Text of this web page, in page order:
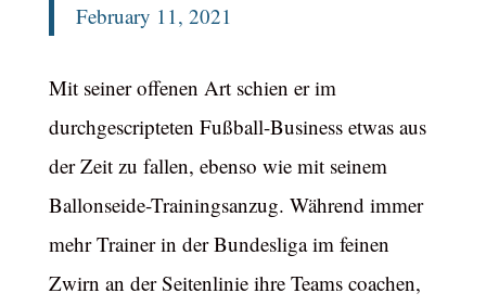
February 11, 2021
Mit seiner offenen Art schien er im
durchgescripteten Fußball-Business etwas aus
der Zeit zu fallen, ebenso wie mit seinem
Ballonseide-Trainingsanzug. Während immer
mehr Trainer in der Bundesliga im feinen
Zwirn an der Seitenlinie ihre Teams coachen,